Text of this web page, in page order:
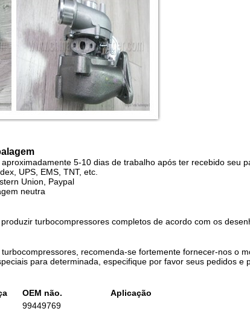
aproximadamente 5-10 dias de trabalho após ter recebido seu
UPS, EMS, TNT, etc.
Union, Paypal
neutra
turbocompressores completos de acordo com os
recomenda-se fortemente fornecer-nos o
para determinada, especifique por favor seus pedidos e
OEM não.
Aplicação
99449769